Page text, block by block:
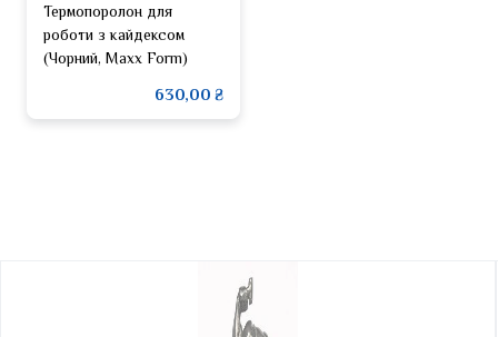
Термопоролон для
роботи з кайдексом
(Чорний, Maxx Form)
630,00 ₴